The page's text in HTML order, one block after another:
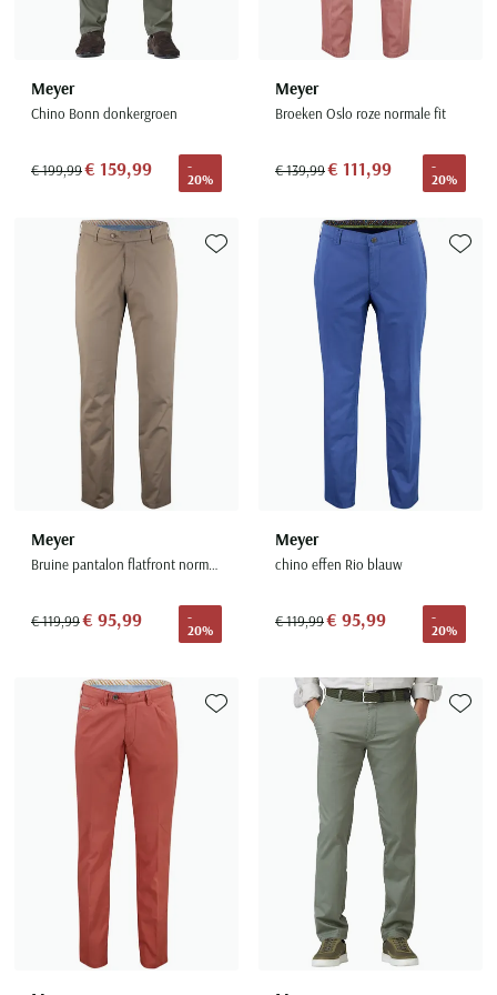
Meyer
Chino Bonn donkergroen
€ 199,99€ 159,99
-
20%
Meyer
Broeken Oslo roze normale fit
€ 139,99€ 111,99
-
20%
Meyer
Bruine pantalon flatfront normale fit
€ 119,99€ 95,99
-
20%
Toevoegen aan favorieten
Meyer
chino effen Rio blauw
€ 119,99€ 95,99
-
20%
Toevoegen aan favorieten